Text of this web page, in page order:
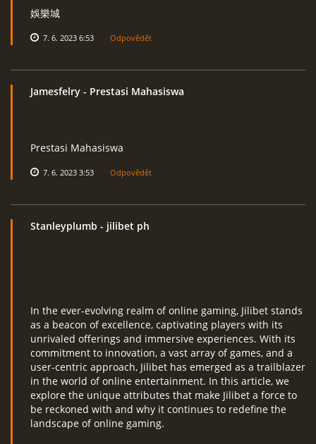
娛樂城
7. 6. 2023 6:53 Odpovědět
Jamesfelry - Prestasi Mahasiswa
Prestasi Mahasiswa
7. 6. 2023 3:53 Odpovědět
Stanleyplumb - jilibet ph
In the ever-evolving realm of online gaming, Jilibet stands
as a beacon of excellence, captivating players with its
unrivaled offerings and immersive experiences. With its
commitment to innovation, a vast array of games, and a
user-centric approach, Jilibet has emerged as a trailblazer
in the world of online entertainment. In this article, we
explore the unique attributes that make Jilibet a force to
be reckoned with and why it continues to redefine the
landscape of online gaming.